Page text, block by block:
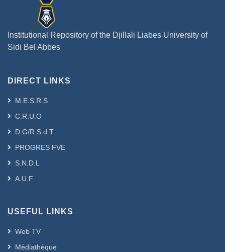
Institutional Repository of the Djillali Liabes University of
Sidi Bel Abbes
DIRECT LINKS
M.E.S.R.S
C.R.U.O
D.G/R.S.d.T
PROGRES FVE
S.N.D.L
A.U.F
USEFUL LINKS
Web TV
Médiathèque